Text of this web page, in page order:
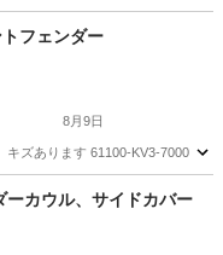
フュージョン
フロントフェンダー
8月9日
キズあります 61100-KV3-7000
アンダーカウル、サイドカバー